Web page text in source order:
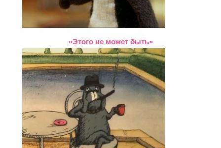
«Этого не может быть»